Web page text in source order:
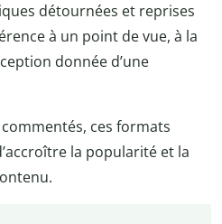
détournées et reprises
à un point de vue, à la
donnée d’une
ces formats
la popularité et la